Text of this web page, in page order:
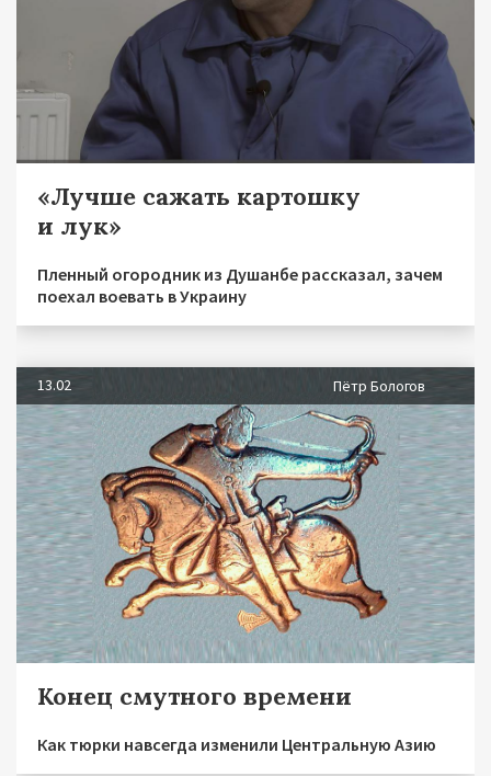
«Лучше сажать картошку
и лук»
Пленный огородник из Душанбе рассказал, зачем
поехал воевать в Украину
13.02 Пётр Бологов
Конец смутного времени
Как тюрки навсегда изменили Центральную Азию